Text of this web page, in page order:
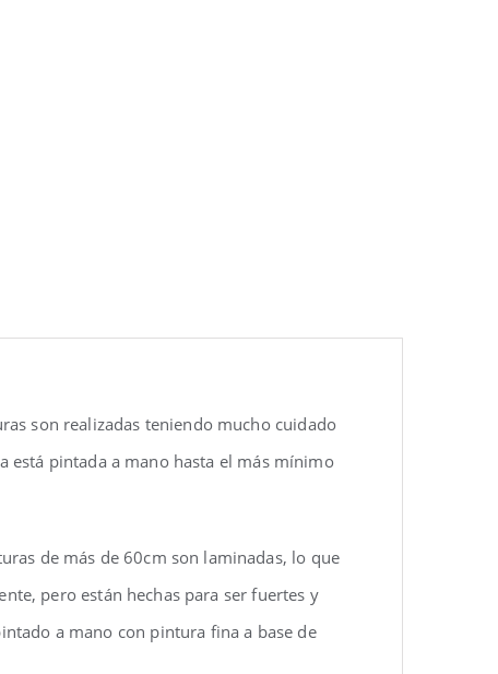
son realizadas teniendo mucho cuidado
está pintada a mano hasta el más mínimo
de más de 60cm son laminadas, lo que
pero están hechas para ser fuertes y
a mano con pintura fina a base de